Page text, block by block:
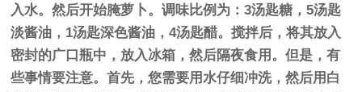
入水。然后开始腌萝卜。调味比例为：3汤匙糖，5汤匙
淡酱油，1汤匙深色酱油，4汤匙醋。搅拌后，将其放入
密封的广口瓶中，放入冰箱，然后隔夜食用。但是，有
些事情要注意。首先，您需要用水仔细冲洗，然后用白